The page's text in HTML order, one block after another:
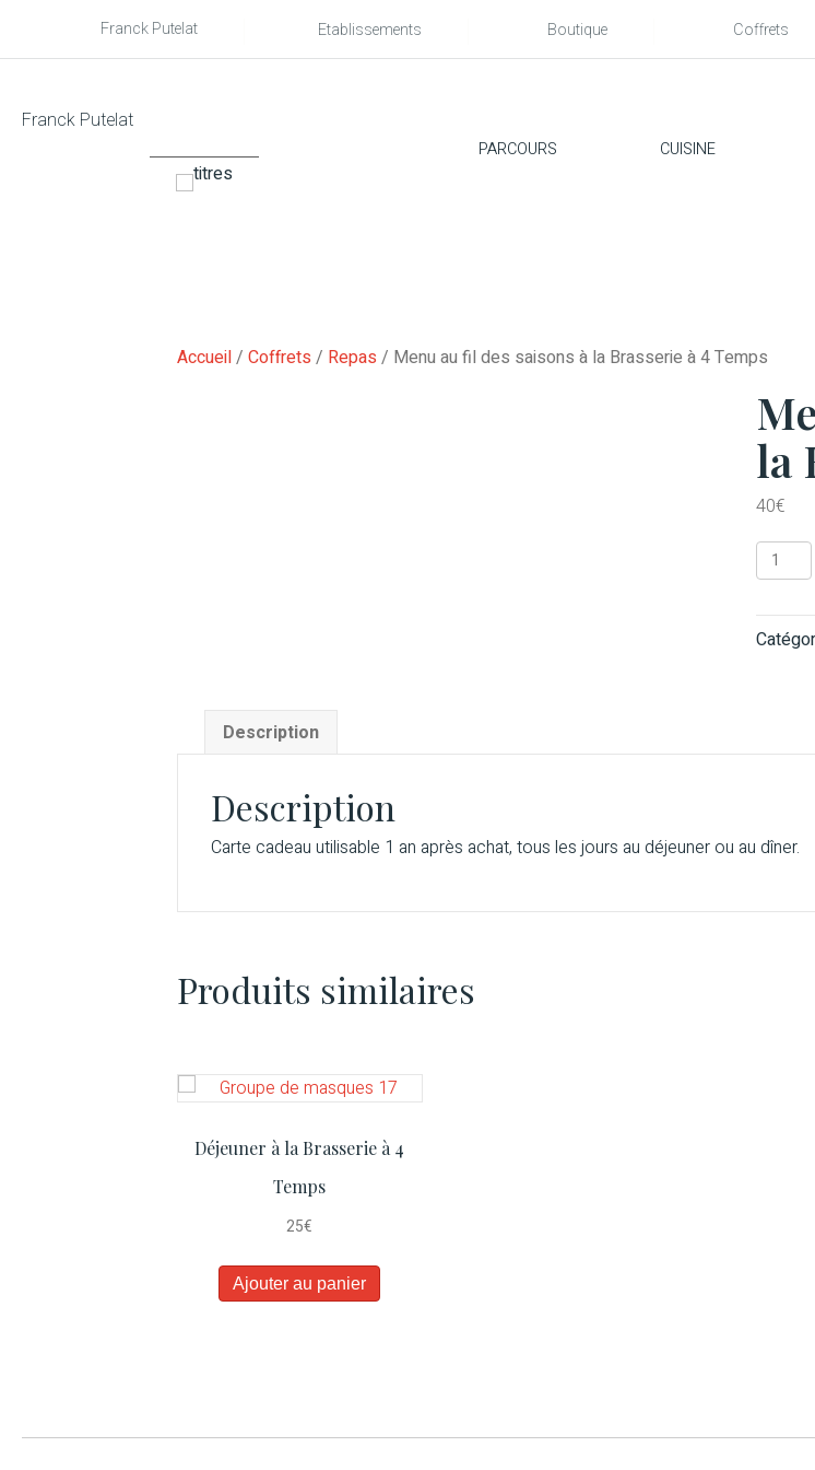
Franck Putelat Etablissements Boutique Coffrets
Franck Putelat
PARCOURS CUISINE
Accueil/ Coffrets / Repas / Menu au fil des saisons à la Brasserie à 4 Temps
la
40€
quantité
de
au
la
4
Description
Description
Carte cadeau utilisable 1 an après achat, tous les jours au déjeuner ou au dîner.
Produits similaires
Déjeuner à la Brasserie à 4
Temps
25€
Ajouter au panier